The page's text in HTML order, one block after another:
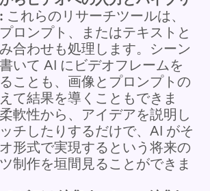
これらのリサーチツールは、
ロンプト、またはテキストと
合わせも処理します。シーン
いて AI にビデオフレームを
ことも、画像とプロンプトの
て結果を導くこともできま
軟性から、アイデアを説明し
チしたりするだけで、AI がそ
形式で実現するという将来の
制作を垣間見ることができま